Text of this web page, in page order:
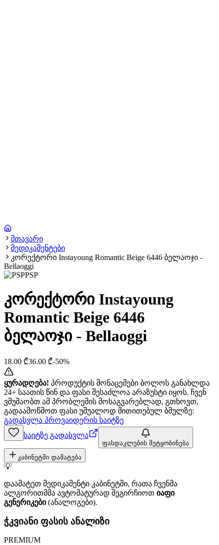
მთავარი
მედიკამენტები
კორექტორი Instayoung Romantic Beige 6446 ბელაოჯი -
Bellaoggi
PSP
კორექტორი Instayoung
Romantic Beige 6446
ბელაოჯი - Bellaoggi
18.00 ₾36.00 ₾-50%
ყურადღება! პროდუქტის მონაცემები ბოლოს განახლდა
24+ საათის წინ და ფასი შესაძლოა არაზუსტი იყოს. ჩვენ
ვმუშაობთ ამ პრობლემის მოსაგვარებლად, გთხოვთ,
გადაამოწმოთ ფასი უშუალოდ მითითებულ ბმულზე:
გადასვლა პროვაიდერის საიტზე
საიტზე გადასვლა
ფასდაკლების შეტყობინება
კაბინეტში დამატება
💡
დაამატეთ მედიკამენტი კაბინეტში, რათა ჩვენმა
ალგორითმმა ავტომატურად შეგირჩიოთ იაფი
გენერიკები(ანალოგები).
ჭკვიანი ფასის ანალიზი
PREMIUM